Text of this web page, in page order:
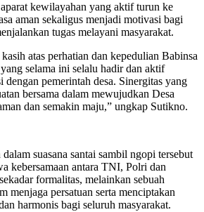
kewilayahan yang aktif turun ke
aman sekaligus menjadi motivasi bagi
tugas melayani masyarakat.
atas perhatian dan kepedulian Babinsa
selama ini selalu hadir dan aktif
pemerintah desa. Sinergitas yang
bersama dalam mewujudkan Desa
dan semakin maju,” ungkap Sutikno.
suasana santai sambil ngopi tersebut
kebersamaan antara TNI, Polri dan
formalitas, melainkan sebuah
menjaga persatuan serta menciptakan
harmonis bagi seluruh masyarakat.